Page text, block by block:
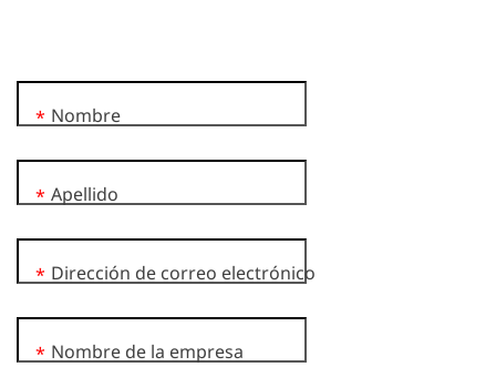
Nombre
*
Apellido
*
Dirección de correo electrónico
*
Nombre de la empresa
*